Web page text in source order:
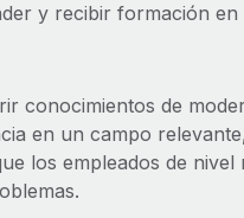
y recibir formación en
conocimientos de
en un campo
los empleados de